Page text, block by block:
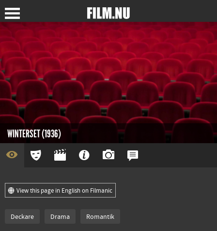
WINTERSET (1936)
View this page in English on Filmanic
Deckare Drama Romantik